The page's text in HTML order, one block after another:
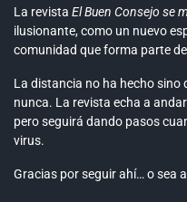
La revista El Buen Consejo se
ilusionante, como un nuevo
comunidad que forma parte
La distancia no ha hecho sino
nunca. La revista echa a
pero seguirá dando pasos
virus.
Gracias por seguir ahí… o sea